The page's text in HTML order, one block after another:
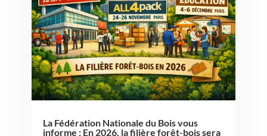
La Fédération Nationale du Bois vous
informe : En 2026, la filière forêt-bois sera